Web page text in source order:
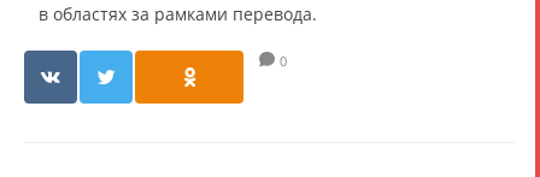
в областях за рамками перевода.
0